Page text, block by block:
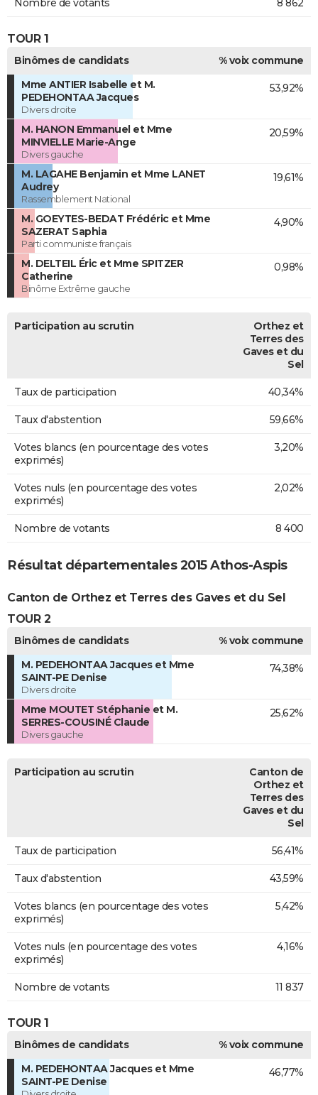
Nombre de votants 8 862
TOUR 1
Binômes de candidats
% voix commune
Mme ANTIER Isabelle et M.
PEDEHONTAA Jacques
Divers droite
53,92%
M. HANON Emmanuel et Mme
MINVIELLE Marie-Ange
Divers gauche
20,59%
M. LAGAHE Benjamin et Mme LANET
Audrey
Rassemblement National
19,61%
M. GOEYTES-BEDAT Frédéric et Mme
SAZERAT Saphia
Parti communiste français
4,90%
M. DELTEIL Éric et Mme SPITZER
Catherine
Binôme Extrême gauche
0,98%
Participation au scrutin
Orthez et
Terres des
Gaves et du
Sel
Taux de participation 40,34%
Taux d'abstention 59,66%
Votes blancs (en pourcentage des votes
exprimés)
3,20%
Votes nuls (en pourcentage des votes
exprimés)
2,02%
Nombre de votants 8 400
Résultat départementales 2015 Athos-Aspis
Canton de Orthez et Terres des Gaves et du Sel
TOUR 2
Binômes de candidats
% voix commune
M. PEDEHONTAA Jacques et Mme
SAINT-PE Denise
Divers droite
74,38%
Mme MOUTET Stéphanie et M.
SERRES-COUSINÉ Claude
Divers gauche
25,62%
Participation au scrutin
Canton de
Orthez et
Terres des
Gaves et du
Sel
Taux de participation 56,41%
Taux d'abstention 43,59%
Votes blancs (en pourcentage des votes
exprimés)
5,42%
Votes nuls (en pourcentage des votes
exprimés)
4,16%
Nombre de votants 11 837
TOUR 1
Binômes de candidats
% voix commune
M. PEDEHONTAA Jacques et Mme
SAINT-PE Denise
46,77%